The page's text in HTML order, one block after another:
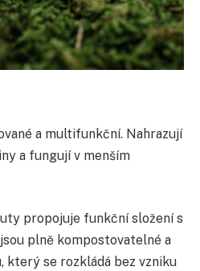
a multifunkční. Nahrazují
a fungují v menším
propojuje funkční složení s
plně kompostovatelné a
který se rozkládá bez vzniku